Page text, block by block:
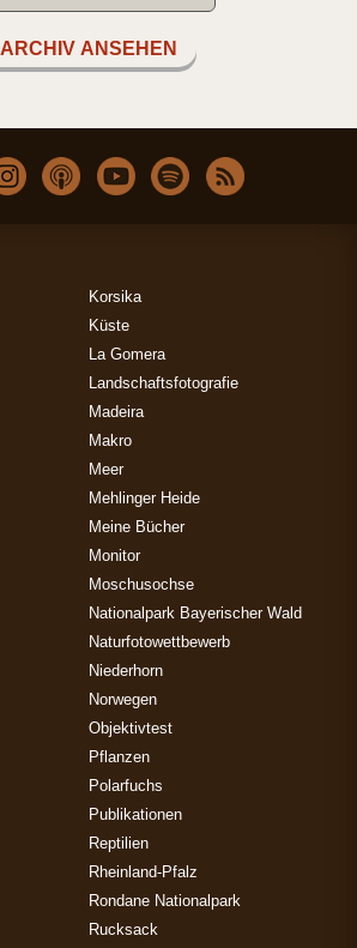
ARCHIV ANSEHEN
Korsika
Küste
La Gomera
Landschaftsfotografie
Madeira
Makro
Meer
Mehlinger Heide
Meine Bücher
Monitor
Moschusochse
Nationalpark Bayerischer Wald
Naturfotowettbewerb
Niederhorn
Norwegen
Objektivtest
Pflanzen
Polarfuchs
Publikationen
Reptilien
Rheinland-Pfalz
Rondane Nationalpark
Rucksack